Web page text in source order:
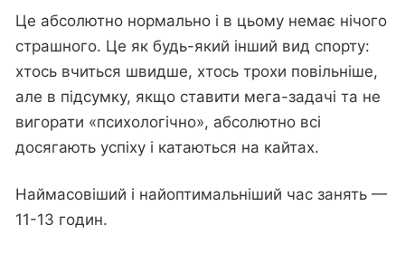
Це абсолютно нормально і в цьому немає нічого
страшного. Це як будь-який інший вид спорту:
хтось вчиться швидше, хтось трохи повільніше,
але в підсумку, якщо ставити мега-задачі та не
вигорати «психологічно», абсолютно всі
досягають успіху і катаються на кайтах.
Наймасовіший і найоптимальніший час занять —
11-13 годин.